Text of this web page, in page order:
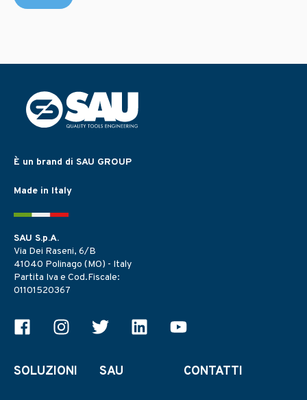
È un brand di SAU GROUP
Made in Italy
SAU S.p.A.
Via Dei Raseni, 6/B
41040 Polinago (MO) - Italy
Partita Iva e Cod.Fiscale:
01101520367
SOLUZIONI SAU CONTATTI